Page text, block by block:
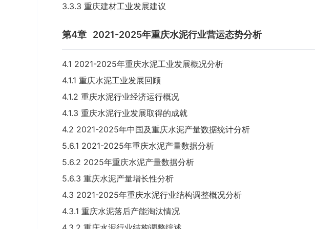
3.3.3 重庆建材工业发展建议
第4章 2021-2025年重庆水泥行业营运态势分析
4.1 2021-2025年重庆水泥工业发展概况分析
4.1.1 重庆水泥工业发展回顾
4.1.2 重庆水泥行业经济运行概况
4.1.3 重庆水泥行业发展取得的成就
4.2 2021-2025年中国及重庆水泥产量数据统计分析
5.6.1 2021-2025年重庆水泥产量数据分析
5.6.2 2025年重庆水泥产量数据分析
5.6.3 重庆水泥产量增长性分析
4.3 2021-2025年重庆水泥行业结构调整概况分析
4.3.1 重庆水泥落后产能淘汰情况